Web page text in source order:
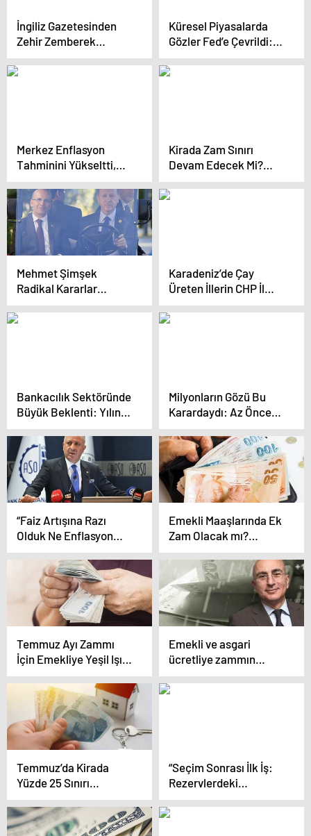
İngiliz Gazetesinden
Zehir Zemberek
Türkiye Ekonomisi
Analizi! Çok
Küresel Piyasalarda
Gözler Fed’e Çevrildi:
Heyecanlı Bekleyiş
Başladı!
Merkez Enflasyon
Tahminini Yükseltti,
Emekli ve Memur
Zammında Hesaplar
Değişti! İşte Yeni Zam
Oranları
Kirada Zam Sınırı
Devam Edecek Mi?
Merkez Bankası
Başkanından
Mehmet Şimşek
Radikal Kararlar
Verecek Mi?
Karadeniz’de Çay
Üreten İllerin CHP İl
Başkanlarından Ortak
Çağrı: Çay Fiyatı 25 TL
Bankacılık Sektöründe
Büyük Beklenti: Yılın
İlk Çeyreğinde Yüzde
32,2’lik Düşüş
Öngörülüyor: Bilanço
Dönemi Başlıyor
Milyonların Gözü Bu
Karardaydı: Az Önce
Açıklandı
“Faiz Artışına Razı
Olduk Ne Enflasyon
Düştü Ne Sermaye
Geldi”
Emekli Maaşlarında Ek
Zam Olacak mı?
Cevdet Yılmaz’dan İyi
Haber!
Temmuz Ayı Zammı
İçin Emekliye Yeşil Işık
Yakıldı! Bakan Cevdet
Yılmaz “Hazırlık Var”
Diyerek Duyurdu
Emekli ve asgari
ücretliye zammın
formülünü iktisatçı
Mahfi Eğilmez, Halk
Temmuz’da Kirada
Yüzde 25 Sınırı
Kalkarsa Zam Oranı Ne
Olacak? İşte
Milyonlarca Kiracıyı
“Seçim Sonrası İlk İş:
Rezervlerdeki
Kanamayı Durdurmak”